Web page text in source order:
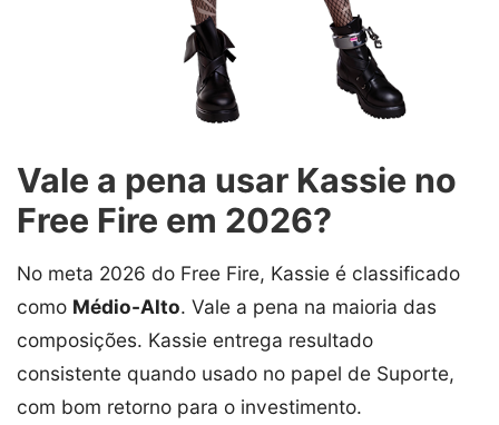
Vale a pena usar Kassie no
Free Fire em 2026?
No meta 2026 do Free Fire, Kassie é classificado
como Médio-Alto. Vale a pena na maioria das
composições. Kassie entrega resultado
consistente quando usado no papel de Suporte,
com bom retorno para o investimento.